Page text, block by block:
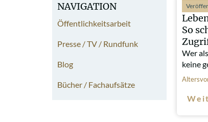
NAVIGATION
Öffentlichkeitsarbeit
Presse / TV / Rundfunk
Blog
Bücher / Fachaufsätze
So
Wer
keine